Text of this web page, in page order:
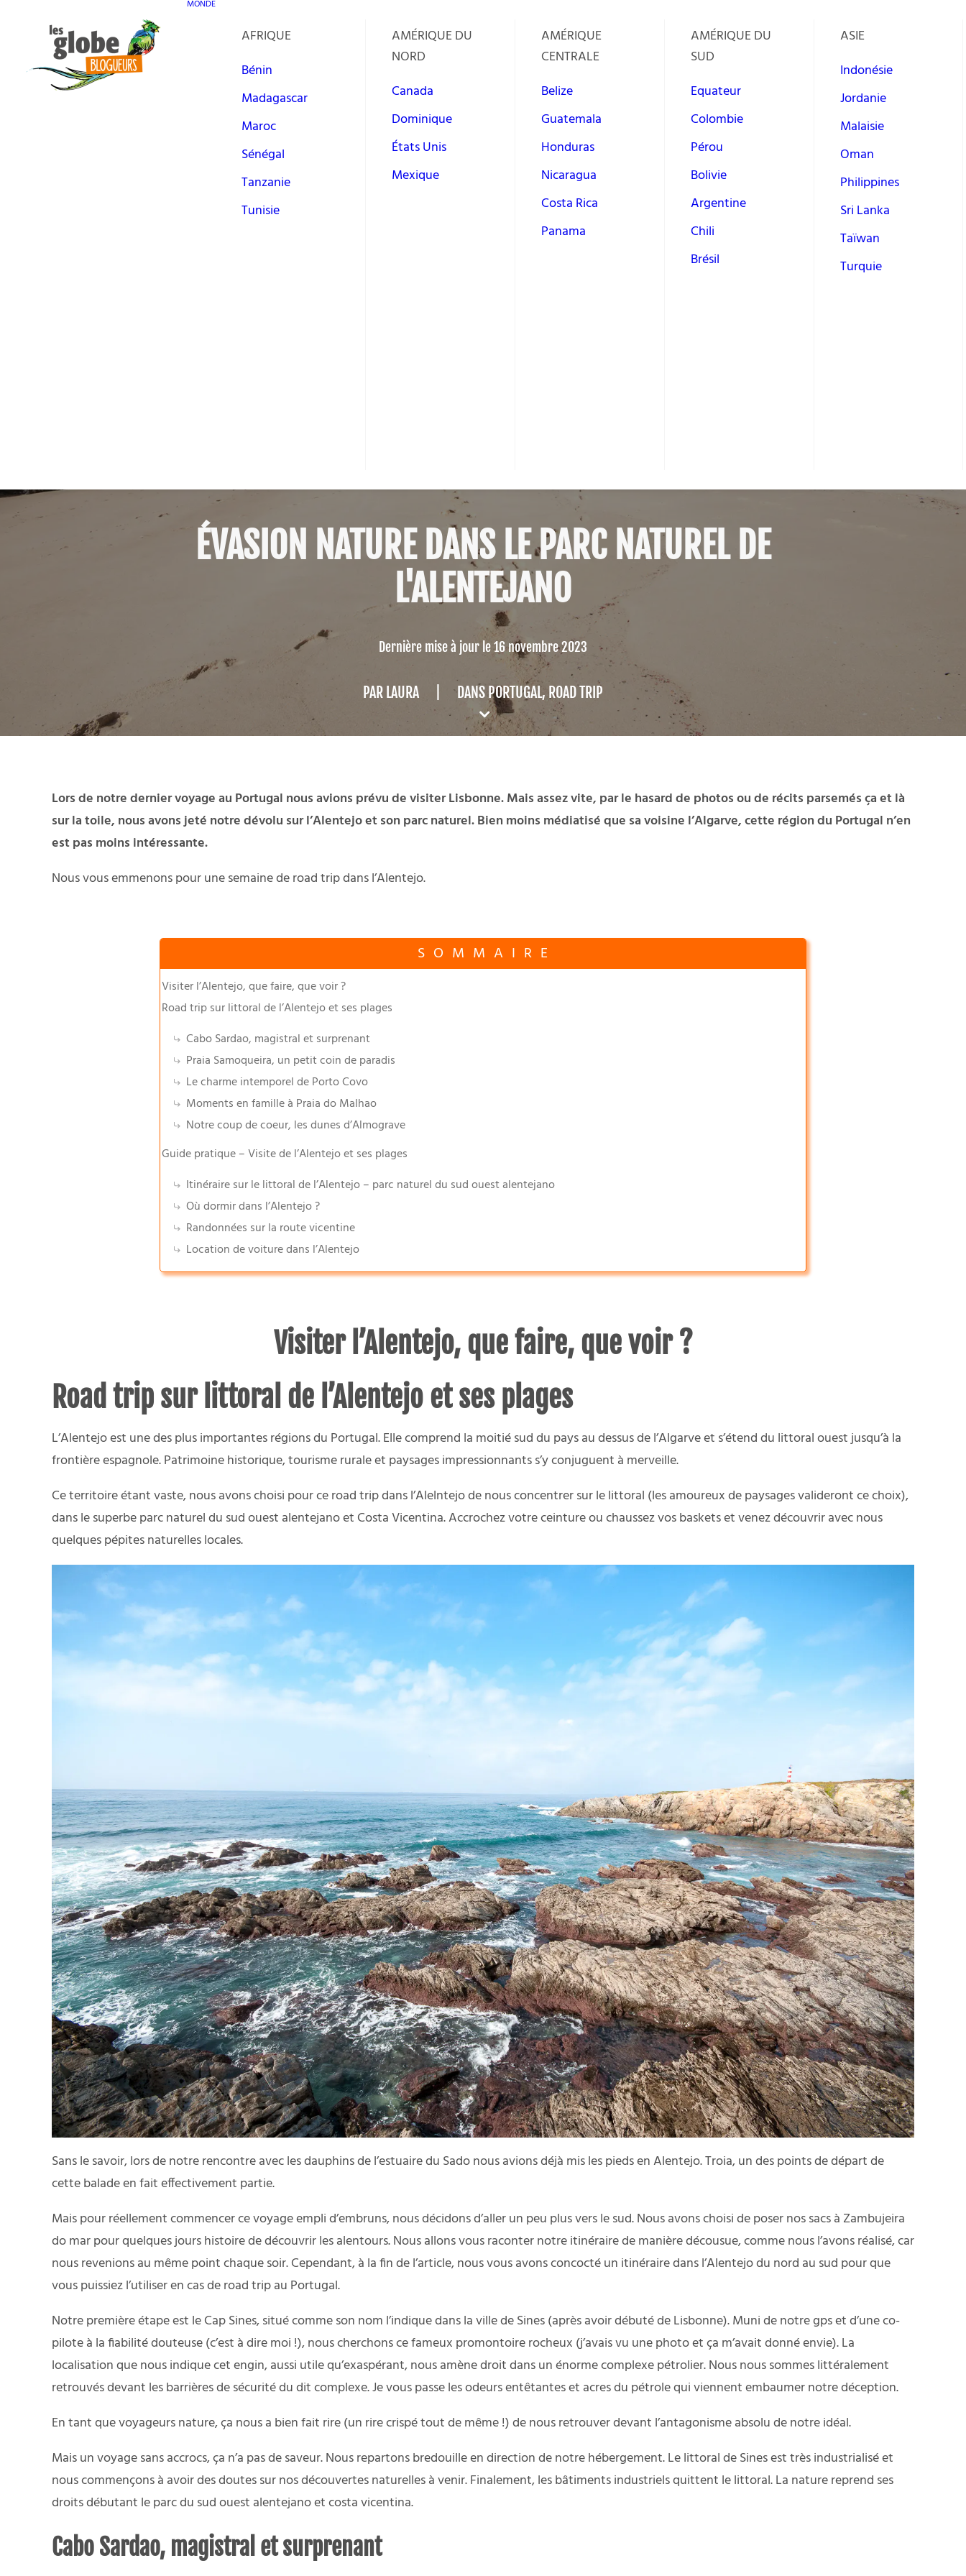
MONDE
AFRIQUE
Bénin
Madagascar
Maroc
Sénégal
Tanzanie
Tunisie
AMÉRIQUE DU
NORD
Canada
Dominique
États Unis
Mexique
AMÉRIQUE
CENTRALE
Belize
Guatemala
Honduras
Nicaragua
Costa Rica
Panama
AMÉRIQUE DU
SUD
Equateur
Colombie
Pérou
Bolivie
Argentine
Chili
Brésil
ASIE
Indonésie
Jordanie
Malaisie
Oman
Philippines
Sri Lanka
Taïwan
Turquie
ÉVASION NATURE DANS LE PARC NATUREL DE
L'ALENTEJANO
Dernière mise à jour le 16 novembre 2023
PAR LAURA DANS PORTUGAL, ROAD TRIP
Lors de notre dernier voyage au Portugal nous avions prévu de visiter Lisbonne. Mais assez vite, par le hasard de photos ou de récits parsemés ça et là
sur la toile, nous avons jeté notre dévolu sur l’Alentejo et son parc naturel. Bien moins médiatisé que sa voisine l’Algarve, cette région du Portugal n’en
est pas moins intéressante.
Nous vous emmenons pour une semaine de road trip dans l’Alentejo.
SOMMAIRE
Visiter l’Alentejo, que faire, que voir ?
Road trip sur littoral de l’Alentejo et ses plages
Cabo Sardao, magistral et surprenant
Praia Samoqueira, un petit coin de paradis
Le charme intemporel de Porto Covo
Moments en famille à Praia do Malhao
Notre coup de coeur, les dunes d’Almograve
Guide pratique – Visite de l’Alentejo et ses plages
Itinéraire sur le littoral de l’Alentejo – parc naturel du sud ouest alentejano
Où dormir dans l’Alentejo ?
Randonnées sur la route vicentine
Location de voiture dans l’Alentejo
Visiter l’Alentejo, que faire, que voir ?
Road trip sur littoral de l’Alentejo et ses plages
L’Alentejo est une des plus importantes régions du Portugal. Elle comprend la moitié sud du pays au dessus de l’Algarve et s’étend du littoral ouest jusqu’à la
frontière espagnole. Patrimoine historique, tourisme rurale et paysages impressionnants s’y conjuguent à merveille.
Ce territoire étant vaste, nous avons choisi pour ce road trip dans l’Alelntejo de nous concentrer sur le littoral (les amoureux de paysages valideront ce choix),
dans le superbe parc naturel du sud ouest alentejano et Costa Vicentina. Accrochez votre ceinture ou chaussez vos baskets et venez découvrir avec nous
quelques pépites naturelles locales.
Sans le savoir, lors de notrerencontre avec les dauphins de l’estuaire du Sadonous avions déjà mis les pieds en Alentejo. Troia, un des points de départ de
cette balade en fait effectivement partie.
Mais pour réellement commencer ce voyage empli d’embruns, nous décidons d’aller un peu plus vers le sud. Nous avons choisi de poser nos sacs à Zambujeira
do mar pour quelques jours histoire de découvrir les alentours. Nous allons vous raconter notre itinéraire de manière décousue, comme nous l’avons réalisé, car
nous revenions au même point chaque soir. Cependant, à la fin de l’article, nous vous avons concocté un itinéraire dans l’Alentejo du nord au sud pour que
vous puissiez l’utiliser en cas de road trip au Portugal.
Notre première étape est le Cap Sines, situé comme son nom l’indique dans la ville de Sines (après avoir débuté de Lisbonne). Muni de notre gps et d’une co-
pilote à la fiabilité douteuse (c’est à dire moi !), nous cherchons ce fameux promontoire rocheux (j’avais vu une photo et ça m’avait donné envie). La
localisation que nous indique cet engin, aussi utile qu’exaspérant, nous amène droit dans un énorme complexe pétrolier. Nous nous sommes littéralement
retrouvés devant les barrières de sécurité du dit complexe. Je vous passe les odeurs entêtantes et acres du pétrole qui viennent embaumer notre déception.
En tant que voyageurs nature, ça nous a bien fait rire (un rire crispé tout de même !) de nous retrouver devant l’antagonisme absolu de notre idéal.
Mais un voyage sans accrocs, ça n’a pas de saveur. Nous repartons bredouille en direction de notre hébergement. Le littoral de Sines est très industrialisé et
nous commençons à avoir des doutes sur nos découvertes naturelles à venir. Finalement, les bâtiments industriels quittent le littoral. La nature reprend ses
droits débutant le parc du sud ouest alentejano et costa vicentina.
Cabo Sardao, magistral et surprenant